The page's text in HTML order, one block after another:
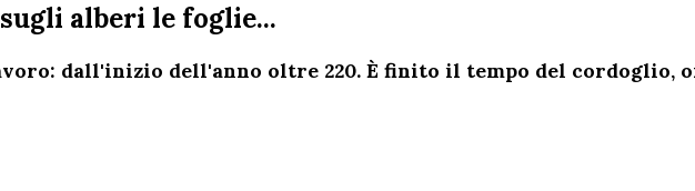
alberi le foglie...
dall'inizio dell'anno oltre 220. È finito il tempo del cordoglio,